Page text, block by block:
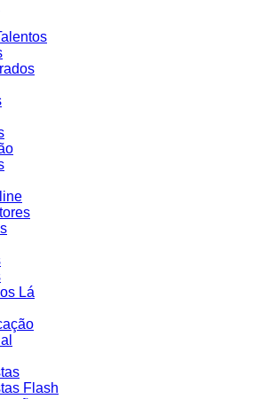
Lá
Flash